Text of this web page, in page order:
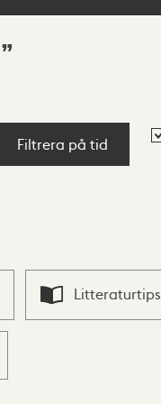
Filtrera på tid
Litteraturtips